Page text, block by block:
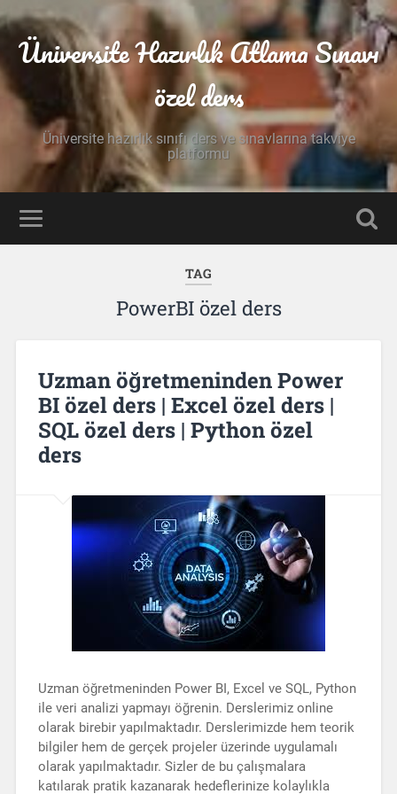
Üniversite Hazırlık Atlama Sınavı
özel ders
Üniversite hazırlık sınıfı ders ve sınavlarına takviye
platformu
TAG
PowerBI özel ders
Uzman öğretmeninden Power
BI özel ders | Excel özel ders |
SQL özel ders | Python özel
ders
Uzman öğretmeninden Power BI, Excel ve SQL, Python
ile veri analizi yapmayı öğrenin. Derslerimiz online
olarak birebir yapılmaktadır. Derslerimizde hem teorik
bilgiler hem de gerçek projeler üzerinde uygulamalı
olarak yapılmaktadır. Sizler de bu çalışmalara
katılarak pratik kazanarak hedeflerinize kolaylıkla